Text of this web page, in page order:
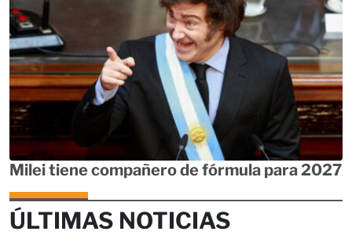
Milei tiene compañero de fórmula para 2027
ÚLTIMAS NOTICIAS